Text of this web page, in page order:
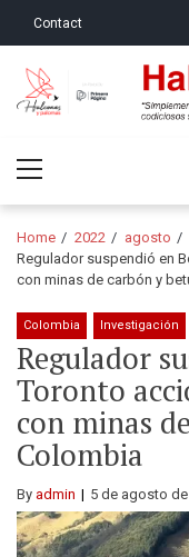
Contact
Menu
Home 2022 agosto
Regulador suspendió en
con minas de carbón y
Colombia Investigación
Regulador
Toronto
con minas
Colombia
By admin 5 de agosto de